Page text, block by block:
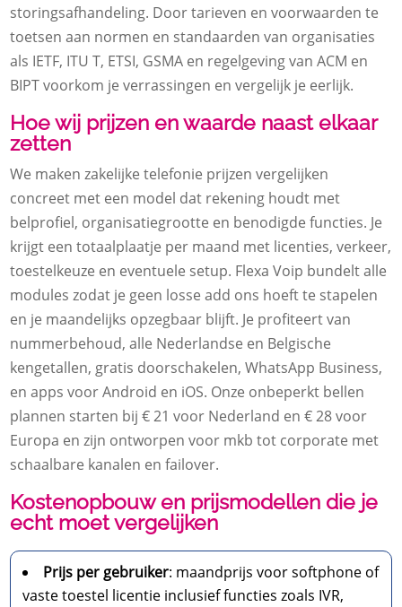
storingsafhandeling. Door tarieven en voorwaarden te
toetsen aan normen en standaarden van organisaties
als IETF, ITU T, ETSI, GSMA en regelgeving van ACM en
BIPT voorkom je verrassingen en vergelijk je eerlijk.
Hoe wij prijzen en waarde naast elkaar
zetten
We maken zakelijke telefonie prijzen vergelijken
concreet met een model dat rekening houdt met
belprofiel, organisatiegrootte en benodigde functies. Je
krijgt een totaalplaatje per maand met licenties, verkeer,
toestelkeuze en eventuele setup. Flexa Voip bundelt alle
modules zodat je geen losse add ons hoeft te stapelen
en je maandelijks opzegbaar blijft. Je profiteert van
nummerbehoud, alle Nederlandse en Belgische
kengetallen, gratis doorschakelen, WhatsApp Business,
en apps voor Android en iOS. Onze onbeperkt bellen
plannen starten bij € 21 voor Nederland en € 28 voor
Europa en zijn ontworpen voor mkb tot corporate met
schaalbare kanalen en failover.
Kostenopbouw en prijsmodellen die je
echt moet vergelijken
Prijs per gebruiker: maandprijs voor softphone of
vaste toestel licentie inclusief functies zoals IVR,